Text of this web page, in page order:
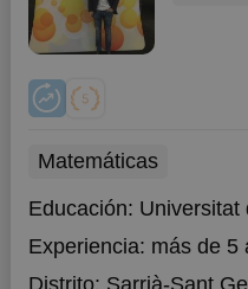
Matemáticas
Educación: Universitat
Experiencia: más de 5
Distrito: Sarrià-Sant